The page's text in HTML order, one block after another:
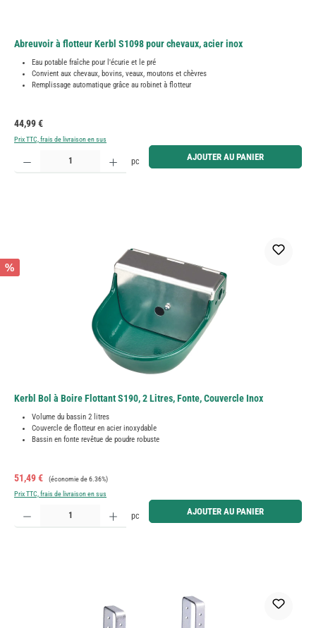
Abreuvoir à flotteur Kerbl S1098 pour chevaux, acier inox
Eau potable fraîche pour l'écurie et le pré
Convient aux chevaux, bovins, veaux, moutons et chèvres
Remplissage automatique grâce au robinet à flotteur
Prix régulier :
44,99 €
Prix TTC, frais de livraison en sus
Quantité de produit : Entrez la quantité souhaitée ou utilisez les boutons pour augmenter ou
pc AJOUTER AU PANIER
%
Kerbl Bol à Boire Flottant S190, 2 Litres, Fonte, Couvercle Inox
Volume du bassin 2 litres
Couvercle de flotteur en acier inoxydable
Bassin en fonte revêtue de poudre robuste
Prix de vente :
51,49 € Prix régulier :
(économie de 6.36%)
Prix TTC, frais de livraison en sus
Quantité de produit : Entrez la quantité souhaitée ou utilisez les boutons pour augmenter ou
pc AJOUTER AU PANIER